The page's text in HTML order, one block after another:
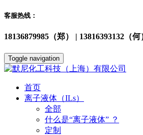
客服热线：
18136879985（郑） | 13816393132（
Toggle navigation
首页
离子液体（ILs）
全部
什么是“离子液体” ？
定制